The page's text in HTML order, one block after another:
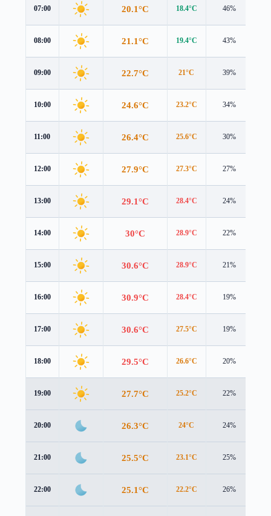
07:00 20.1°C 18.4°C 46%
08:00 21.1°C 19.4°C 43%
09:00 22.7°C 21°C 39%
10:00 24.6°C 23.2°C 34%
11:00 26.4°C 25.6°C 30%
12:00 27.9°C 27.3°C 27%
13:00 29.1°C 28.4°C 24%
14:00 30°C 28.9°C 22%
15:00 30.6°C 28.9°C 21%
16:00 30.9°C 28.4°C 19%
17:00 30.6°C 27.5°C 19%
18:00 29.5°C 26.6°C 20%
19:00 27.7°C 25.2°C 22%
20:00 26.3°C 24°C 24%
21:00 25.5°C 23.1°C 25%
22:00 25.1°C 22.2°C 26%